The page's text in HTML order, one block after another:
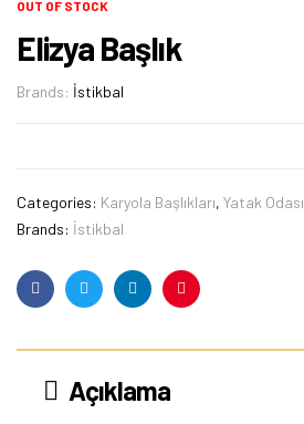
OUT OF STOCK
Elizya Başlık
Brands: İstikbal
Categories: Karyola Başlıkları, Yatak Odası
Brands: İstikbal
FacebookTwitterLinkedinPinterest
Açıklama